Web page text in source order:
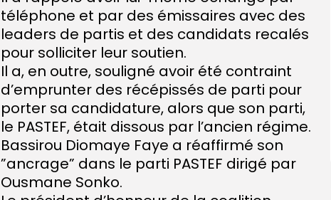
téléphone et par des émissaires avec des
leaders de partis et des candidats recalés
pour solliciter leur soutien.
Il a, en outre, souligné avoir été contraint
d’emprunter des récépissés de parti pour
porter sa candidature, alors que son parti,
le PASTEF, était dissous par l’ancien régime.
Bassirou Diomaye Faye a réaffirmé son
”ancrage” dans le parti PASTEF dirigé par
Ousmane Sonko.